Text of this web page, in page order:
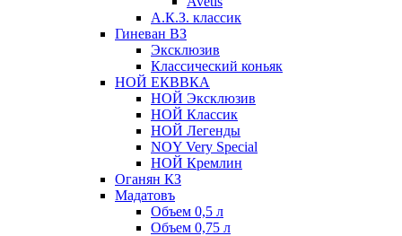
А.К.З. классик
Гиневан ВЗ
Эксклюзив
Классический коньяк
НОЙ ЕКВВКА
НОЙ Эксклюзив
НОЙ Классик
НОЙ Легенды
NOY Very Speсial
НОЙ Кремлин
Оганян КЗ
Мадатовъ
Объем 0,5 л
Объем 0,75 л